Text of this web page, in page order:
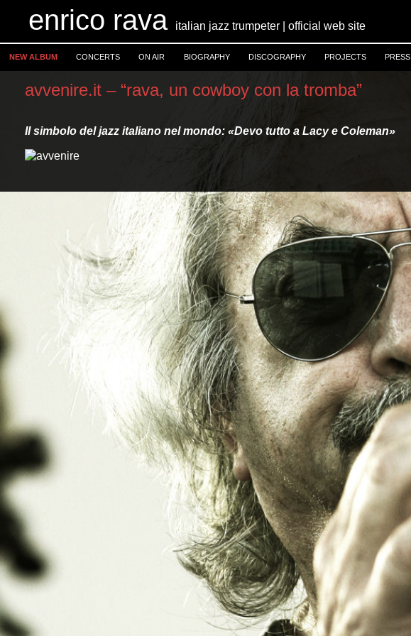
enrico rava italian jazz trumpeter | official web site
NEW ALBUM CONCERTS ON AIR BIOGRAPHY DISCOGRAPHY PROJECTS PRESS
avvenire.it – “rava, un cowboy con la tromba”
Il simbolo del jazz italiano nel mondo: «Devo tutto a Lacy e Coleman»